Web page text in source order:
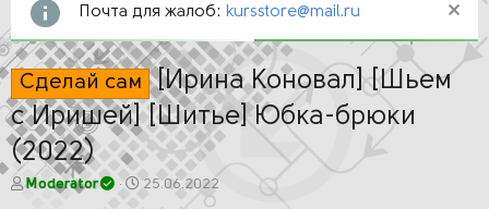
Почта для жалоб: kursstore@mail.ru
Сделай сам [Ирина Коновал] [Шьем
с Иришей] [Шитье] Юбка-брюки
(2022)
АModerator
Д
25.06.2022